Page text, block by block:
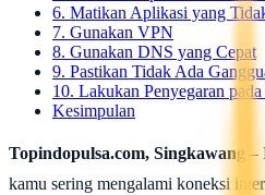
6. Matikan Aplikasi yang
7. Gunakan VPN
8. Gunakan DNS yang Cepat
9. Pastikan Tidak Ada
10. Lakukan Penyegaran
Kesimpulan
Topindopulsa.com, Singkawang
–
kamu sering mengalami koneksi